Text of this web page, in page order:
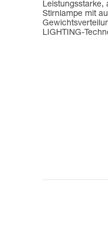
Leistungsstarke,
Stirnlampe mit
LIGHTING-